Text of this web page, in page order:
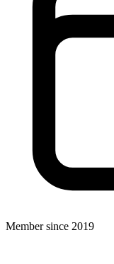
Member since 2019